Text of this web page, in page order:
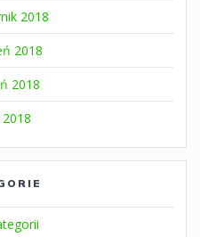
2018
2018
2018